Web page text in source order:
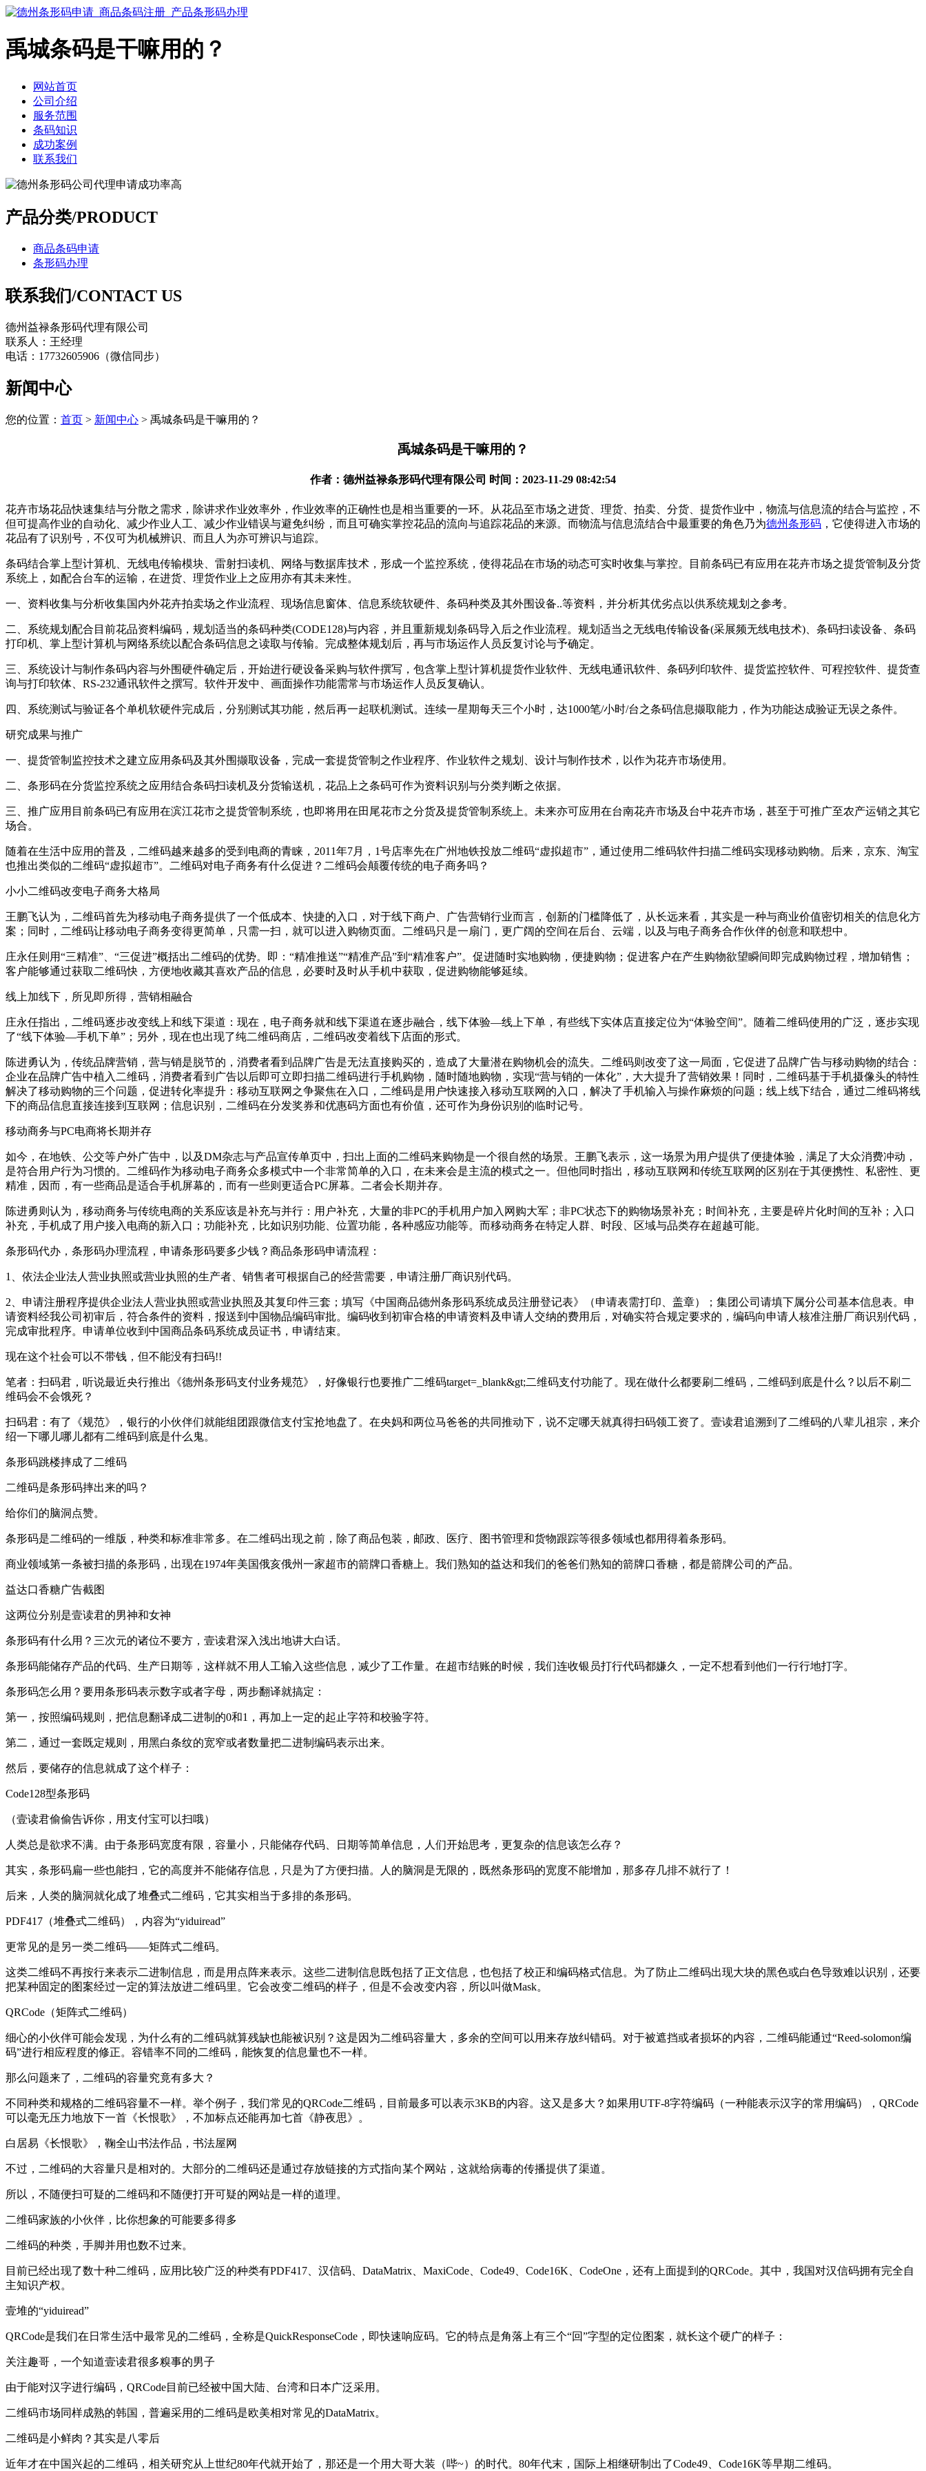
禹城条码是干嘛用的？
网站首页
公司介绍
服务范围
条码知识
成功案例
联系我们
产品分类/PRODUCT
商品条码申请
条形码办理
联系我们/CONTACT US
德州益禄条形码代理有限公司
联系人：王经理
电话：17732605906（微信同步）
新闻中心
您的位置： 首页 > 新闻中心 > 禹城条码是干嘛用的？
禹城条码是干嘛用的？
作者：德州益禄条形码代理有限公司 时间：2023-11-29 08:42:54
花卉市场花品快速集结与分散之需求，除讲求作业效率外，作业效率的正确性也是相当重要的一环。从花品至市场之进货、理货、拍卖、分货、提货作业中，物流与信息流的结合与监控，不
但可提高作业的自动化、减少作业人工、减少作业错误与避免纠纷，而且可确实掌控花品的流向与追踪花品的来源。而物流与信息流结合中最重要的角色乃为德州条形码 ，它使得进入市场的
花品有了识别号，不仅可为机械辨识、而且人为亦可辨识与追踪。
条码结合掌上型计算机、无线电传输模块、雷射扫读机、网络与数据库技术，形成一个监控系统，使得花品在市场的动态可实时收集与掌控。目前条码已有应用在花卉市场之提货管制及分货
系统上，如配合台车的运输，在进货、理货作业上之应用亦有其未来性。
一、资料收集与分析收集国内外花卉拍卖场之作业流程、现场信息窗体、信息系统软硬件、条码种类及其外围设备..等资料，并分析其优劣点以供系统规划之参考。
二、系统规划配合目前花品资料编码，规划适当的条码种类(CODE128)与内容，并且重新规划条码导入后之作业流程。规划适当之无线电传输设备(采展频无线电技术)、条码扫读设备、条码
打印机、掌上型计算机与网络系统以配合条码信息之读取与传输。完成整体规划后，再与市场运作人员反复讨论与予确定。
三、系统设计与制作条码内容与外围硬件确定后，开始进行硬设备采购与软件撰写，包含掌上型计算机提货作业软件、无线电通讯软件、条码列印软件、提货监控软件、可程控软件、提货查
询与打印软体、RS-232通讯软件之撰写。软件开发中、画面操作功能需常与市场运作人员反复确认。
四、系统测试与验证各个单机软硬件完成后，分别测试其功能，然后再一起联机测试。连续一星期每天三个小时，达1000笔/小时/台之条码信息撷取能力，作为功能达成验证无误之条件。
研究成果与推广
一、提货管制监控技术之建立应用条码及其外围撷取设备，完成一套提货管制之作业程序、作业软件之规划、设计与制作技术，以作为花卉市场使用。
二、条形码在分货监控系统之应用结合条码扫读机及分货输送机，花品上之条码可作为资料识别与分类判断之依据。
三、推广应用目前条码已有应用在滨江花市之提货管制系统，也即将用在田尾花市之分货及提货管制系统上。未来亦可应用在台南花卉市场及台中花卉市场，甚至于可推广至农产运销之其它
场合。
随着在生活中应用的普及，二维码越来越多的受到电商的青睐，2011年7月，1号店率先在广州地铁投放二维码“虚拟超市”，通过使用二维码软件扫描二维码实现移动购物。后来，京东、淘宝
也推出类似的二维码“虚拟超市”。二维码对电子商务有什么促进？二维码会颠覆传统的电子商务吗？
小小二维码改变电子商务大格局
王鹏飞认为，二维码首先为移动电子商务提供了一个低成本、快捷的入口，对于线下商户、广告营销行业而言，创新的门槛降低了，从长远来看，其实是一种与商业价值密切相关的信息化方
案；同时，二维码让移动电子商务变得更简单，只需一扫，就可以进入购物页面。二维码只是一扇门，更广阔的空间在后台、云端，以及与电子商务合作伙伴的创意和联想中。
庄永任则用“三精准”、“三促进”概括出二维码的优势。即：“精准推送”“精准产品”到“精准客户”。促进随时实地购物，便捷购物；促进客户在产生购物欲望瞬间即完成购物过程，增加销售；
客户能够通过获取二维码快，方便地收藏其喜欢产品的信息，必要时及时从手机中获取，促进购物能够延续。
线上加线下，所见即所得，营销相融合
庄永任指出，二维码逐步改变线上和线下渠道：现在，电子商务就和线下渠道在逐步融合，线下体验—线上下单，有些线下实体店直接定位为“体验空间”。随着二维码使用的广泛，逐步实现
了“线下体验—手机下单”；另外，现在也出现了纯二维码商店，二维码改变着线下店面的形式。
陈进勇认为，传统品牌营销，营与销是脱节的，消费者看到品牌广告是无法直接购买的，造成了大量潜在购物机会的流失。二维码则改变了这一局面，它促进了品牌广告与移动购物的结合：
企业在品牌广告中植入二维码，消费者看到广告以后即可立即扫描二维码进行手机购物，随时随地购物，实现“营与销的一体化”，大大提升了营销效果！同时，二维码基于手机摄像头的特性
解决了移动购物的三个问题，促进转化率提升：移动互联网之争聚焦在入口，二维码是用户快速接入移动互联网的入口，解决了手机输入与操作麻烦的问题；线上线下结合，通过二维码将线
下的商品信息直接连接到互联网；信息识别，二维码在分发奖券和优惠码方面也有价值，还可作为身份识别的临时记号。
移动商务与PC电商将长期并存
如今，在地铁、公交等户外广告中，以及DM杂志与产品宣传单页中，扫出上面的二维码来购物是一个很自然的场景。王鹏飞表示，这一场景为用户提供了便捷体验，满足了大众消费冲动，
是符合用户行为习惯的。二维码作为移动电子商务众多模式中一个非常简单的入口，在未来会是主流的模式之一。但他同时指出，移动互联网和传统互联网的区别在于其便携性、私密性、更
精准，因而，有一些商品是适合手机屏幕的，而有一些则更适合PC屏幕。二者会长期并存。
陈进勇则认为，移动商务与传统电商的关系应该是补充与并行：用户补充，大量的非PC的手机用户加入网购大军；非PC状态下的购物场景补充；时间补充，主要是碎片化时间的互补；入口
补充，手机成了用户接入电商的新入口；功能补充，比如识别功能、位置功能，各种感应功能等。而移动商务在特定人群、时段、区域与品类存在超越可能。
条形码代办，条形码办理流程，申请条形码要多少钱？商品条形码申请流程：
1、依法企业法人营业执照或营业执照的生产者、销售者可根据自己的经营需要，申请注册厂商识别代码。
2、申请注册程序提供企业法人营业执照或营业执照及其复印件三套；填写《中国商品德州条形码系统成员注册登记表》（申请表需打印、盖章）；集团公司请填下属分公司基本信息表。申
请资料经我公司初审后，符合条件的资料，报送到中国物品编码审批。编码收到初审合格的申请资料及申请人交纳的费用后，对确实符合规定要求的，编码向申请人核准注册厂商识别代码，
完成审批程序。申请单位收到中国商品条码系统成员证书，申请结束。
现在这个社会可以不带钱，但不能没有扫码!!
笔者：扫码君，听说最近央行推出《德州条形码支付业务规范》，好像银行也要推广二维码target=_blank&gt;二维码支付功能了。现在做什么都要刷二维码，二维码到底是什么？以后不刷二
维码会不会饿死？
扫码君：有了《规范》，银行的小伙伴们就能组团跟微信支付宝抢地盘了。在央妈和两位马爸爸的共同推动下，说不定哪天就真得扫码领工资了。壹读君追溯到了二维码的八辈儿祖宗，来介
绍一下哪儿哪儿都有二维码到底是什么鬼。
条形码跳楼摔成了二维码
二维码是条形码摔出来的吗？
给你们的脑洞点赞。
条形码是二维码的一维版，种类和标准非常多。在二维码出现之前，除了商品包装，邮政、医疗、图书管理和货物跟踪等很多领域也都用得着条形码。
商业领域第一条被扫描的条形码，出现在1974年美国俄亥俄州一家超市的箭牌口香糖上。我们熟知的益达和我们的爸爸们熟知的箭牌口香糖，都是箭牌公司的产品。
益达口香糖广告截图
这两位分别是壹读君的男神和女神
条形码有什么用？三次元的诸位不要方，壹读君深入浅出地讲大白话。
条形码能储存产品的代码、生产日期等，这样就不用人工输入这些信息，减少了工作量。在超市结账的时候，我们连收银员打行代码都嫌久，一定不想看到他们一行行地打字。
条形码怎么用？要用条形码表示数字或者字母，两步翻译就搞定：
第一，按照编码规则，把信息翻译成二进制的0和1，再加上一定的起止字符和校验字符。
第二，通过一套既定规则，用黑白条纹的宽窄或者数量把二进制编码表示出来。
然后，要储存的信息就成了这个样子：
Code128型条形码
（壹读君偷偷告诉你，用支付宝可以扫哦）
人类总是欲求不满。由于条形码宽度有限，容量小，只能储存代码、日期等简单信息，人们开始思考，更复杂的信息该怎么存？
其实，条形码扁一些也能扫，它的高度并不能储存信息，只是为了方便扫描。人的脑洞是无限的，既然条形码的宽度不能增加，那多存几排不就行了！
后来，人类的脑洞就化成了堆叠式二维码，它其实相当于多排的条形码。
PDF417（堆叠式二维码），内容为“yiduiread”
更常见的是另一类二维码——矩阵式二维码。
这类二维码不再按行来表示二进制信息，而是用点阵来表示。这些二进制信息既包括了正文信息，也包括了校正和编码格式信息。为了防止二维码出现大块的黑色或白色导致难以识别，还要
把某种固定的图案经过一定的算法放进二维码里。它会改变二维码的样子，但是不会改变内容，所以叫做Mask。
QRCode（矩阵式二维码）
细心的小伙伴可能会发现，为什么有的二维码就算残缺也能被识别？这是因为二维码容量大，多余的空间可以用来存放纠错码。对于被遮挡或者损坏的内容，二维码能通过“Reed-solomon编
码”进行相应程度的修正。容错率不同的二维码，能恢复的信息量也不一样。
那么问题来了，二维码的容量究竟有多大？
不同种类和规格的二维码容量不一样。举个例子，我们常见的QRCode二维码，目前最多可以表示3KB的内容。这又是多大？如果用UTF-8字符编码（一种能表示汉字的常用编码），QRCode
可以毫无压力地放下一首《长恨歌》，不加标点还能再加七首《静夜思》。
白居易《长恨歌》，鞠全山书法作品，书法屋网
不过，二维码的大容量只是相对的。大部分的二维码还是通过存放链接的方式指向某个网站，这就给病毒的传播提供了渠道。
所以，不随便扫可疑的二维码和不随便打开可疑的网站是一样的道理。
二维码家族的小伙伴，比你想象的可能要多得多
二维码的种类，手脚并用也数不过来。
目前已经出现了数十种二维码，应用比较广泛的种类有PDF417、汉信码、DataMatrix、MaxiCode、Code49、Code16K、CodeOne，还有上面提到的QRCode。其中，我国对汉信码拥有完全自
主知识产权。
壹堆的“yiduiread”
QRCode是我们在日常生活中最常见的二维码，全称是QuickResponseCode，即快速响应码。它的特点是角落上有三个“回”字型的定位图案，就长这个硬广的样子：
关注趣哥，一个知道壹读君很多糗事的男子
由于能对汉字进行编码，QRCode目前已经被中国大陆、台湾和日本广泛采用。
二维码市场同样成熟的韩国，普遍采用的二维码是欧美相对常见的DataMatrix。
二维码是小鲜肉？其实是八零后
近年才在中国兴起的二维码，相关研究从上世纪80年代就开始了，那还是一个用大哥大装（哔~）的时代。80年代末，国际上相继研制出了Code49、Code16K等早期二维码。